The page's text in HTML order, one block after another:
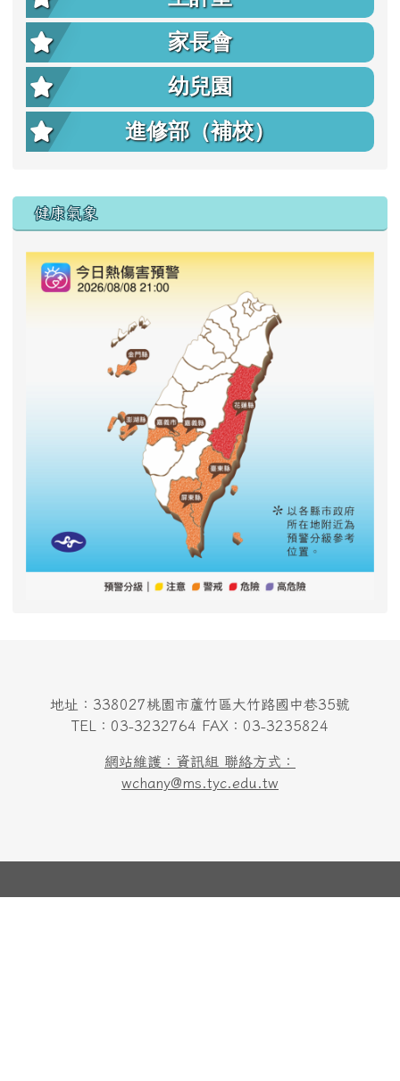
家長會
幼兒園
進修部（補校）
右邊區域內容
健康氣象
地址：338027桃園市蘆竹區大竹路國中巷35號
TEL：03-3232764 FAX：03-3235824
網站維護：資訊組 聯絡方式：
wchany@ms.tyc.edu.tw